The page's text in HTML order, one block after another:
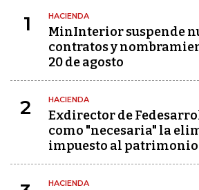
1 HACIENDA
MinInterior suspende
contratos y
20 de agosto
2 HACIENDA
Exdirector de
como "necesaria" la
impuesto al patrimonio
HACIENDA